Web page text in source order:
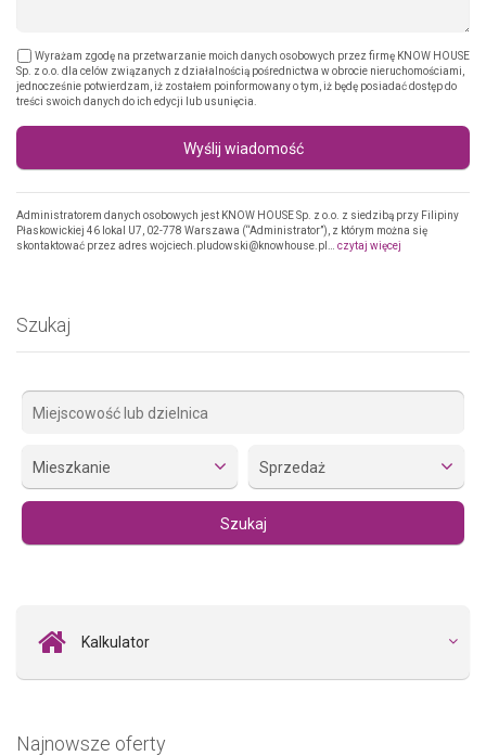
Wyrażam zgodę na przetwarzanie moich danych osobowych przez firmę KNOW HOUSE
Sp. z o.o. dla celów związanych z działalnością pośrednictwa w obrocie nieruchomościami,
jednocześnie potwierdzam, iż zostałem poinformowany o tym, iż będę posiadać dostęp do
treści swoich danych do ich edycji lub usunięcia.
Wyślij wiadomość
Administratorem danych osobowych jest KNOW HOUSE Sp. z o.o. z siedzibą przy Filipiny
Płaskowickiej 46 lokal U7, 02-778 Warszawa (“Administrator”), z którym można się
skontaktować przez adres wojciech.pludowski@knowhouse.pl… czytaj więcej
Szukaj
Mieszkanie Sprzedaż
Kalkulator
Najnowsze oferty